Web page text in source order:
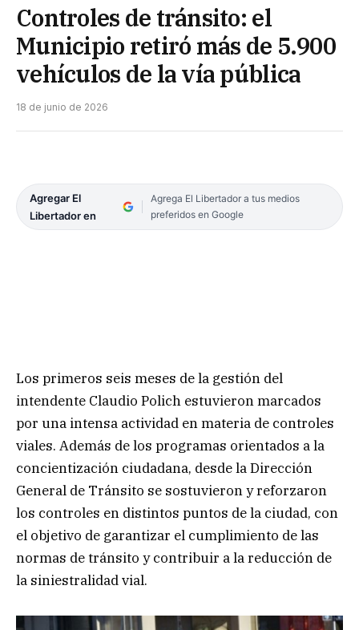
Controles de tránsito: el
Municipio retiró más de 5.900
vehículos de la vía pública
18 de junio de 2026
Agregar El
Libertador en
Agrega El Libertador a tus medios
preferidos en Google
Los primeros seis meses de la gestión del
intendente Claudio Polich estuvieron marcados
por una intensa actividad en materia de controles
viales. Además de los programas orientados a la
concientización ciudadana, desde la Dirección
General de Tránsito se sostuvieron y reforzaron
los controles en distintos puntos de la ciudad, con
el objetivo de garantizar el cumplimiento de las
normas de tránsito y contribuir a la reducción de
la siniestralidad vial.